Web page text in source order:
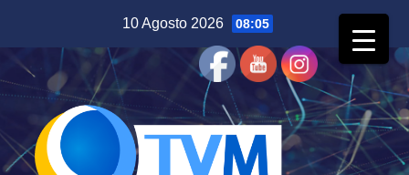
contenuto
10 Agosto 2026 08:05